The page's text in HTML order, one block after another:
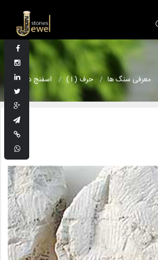
معرفی سنگ ها حرف ( ا ) اسفنج دریایی